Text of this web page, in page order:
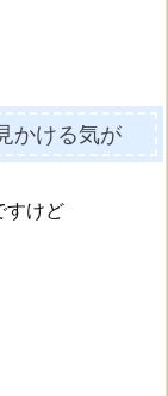
かける気が
すけど